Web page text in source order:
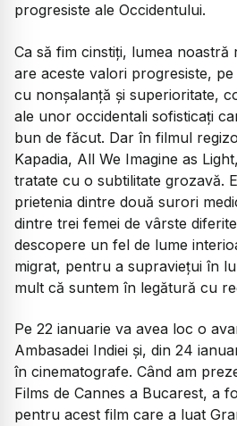
progresiste ale Occidentului.
Ca să fim cinstiți, lumea
are aceste valori progresiste,
cu nonșalanță și superioritate,
ale unor occidentali sofisticați
bun de făcut. Dar în filmul
Kapadia, All We Imagine as Light,
tratate cu o subtilitate grozavă.
prietenia dintre două surori
dintre trei femei de vârste
descopere un fel de lume
migrat, pentru a supraviețui în
mult că suntem în legătură cu
Pe 22 ianuarie va avea loc o
Ambasadei Indiei și, din 24
în cinematografe. Când am
Films de Cannes a Bucarest, a
pentru acest film care a luat